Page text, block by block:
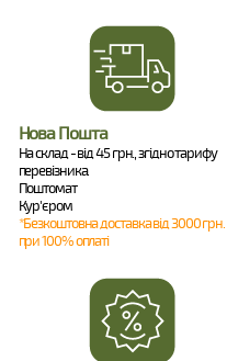
Нова Пошта
На склад - від 45 грн., згідно тарифу
перевізника.
Поштомат
Кур'єром
*Безкоштовна доставка від 3000 грн.
при 100% оплаті